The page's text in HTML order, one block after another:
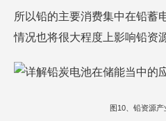
所以铅的主要消费集中在铅蓄
情况也将很大程度上影响铅资
图10、铅资源